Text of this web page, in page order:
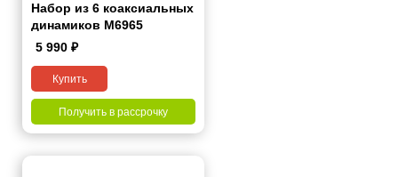
Набор из 6 коаксиальных
динамиков M6965
5 990 ₽
Купить
Получить в рассрочку